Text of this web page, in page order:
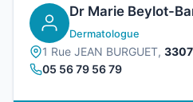
Dr Marie Beylot-
Dermatologue
1 Rue JEAN BURGUET,
05 56 79 56 79